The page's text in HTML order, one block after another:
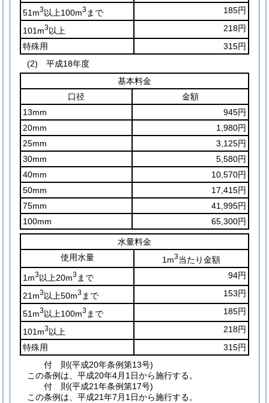
51m3以上100m3 まで 185円
101m3以上
218円
特殊用
315円
(2)
平成18年度
基本料金
口径
金額
13mm
945円
20mm
1,980円
25mm
3,125円
30mm
5,580円
40mm
10,570円
50mm
17,415円
75mm
41,995円
100mm
65,300円
水量料金
使用水量
1m3当たり金額
1m3以上20m3 まで 94円
21m3以上50m3 まで 153円
51m3以上100m3 まで 185円
101m3以上
218円
特殊用
315円
付 則(平成20年条例第13号)
この条例は、平成20年4月1日から施行する。
付 則(平成21年条例第17号)
この条例は、平成21年7月1日から施行する。